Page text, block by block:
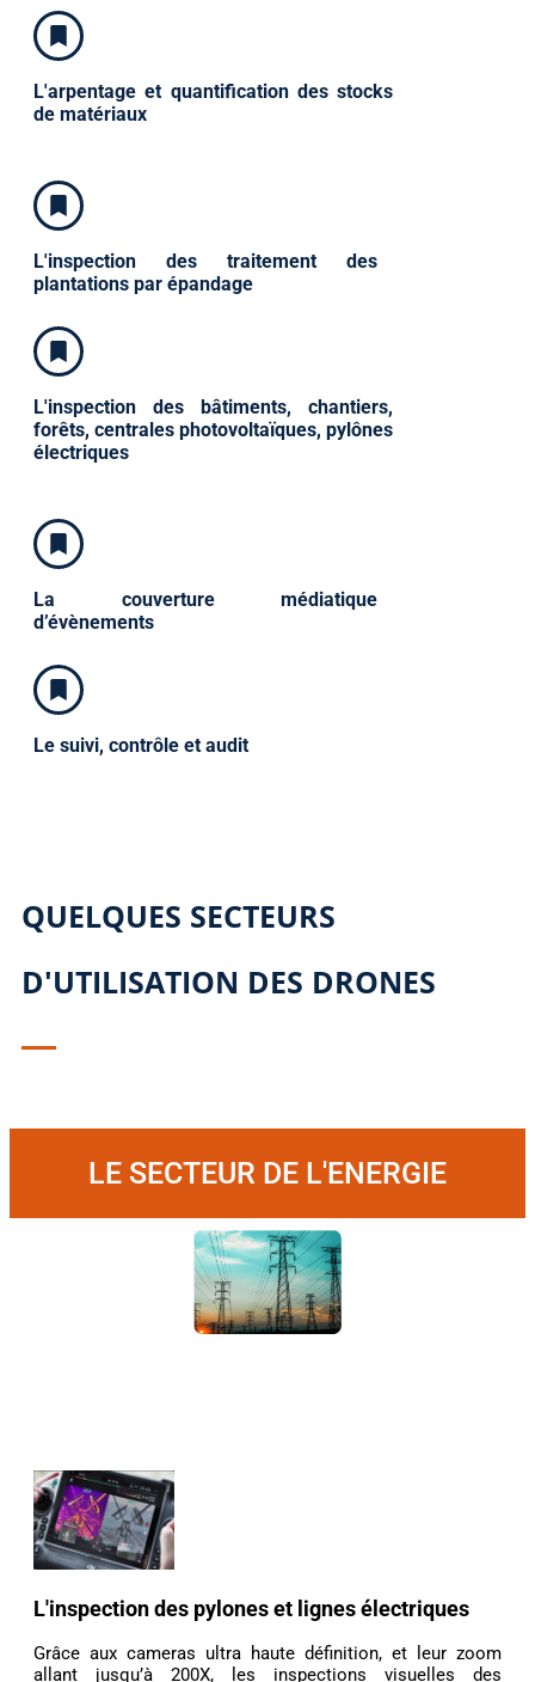
L'arpentage et quantification des stocks
de matériaux
L'inspection des traitement des
plantations par épandage
L'inspection des bâtiments, chantiers,
forêts, centrales photovoltaïques, pylônes
électriques
La couverture médiatique
d’évènements
Le suivi, contrôle et audit
QUELQUES SECTEURS
D'UTILISATION DES DRONES
LE SECTEUR DE L'ENERGIE
L'inspection des pylones et lignes électriques
Grâce aux cameras ultra haute définition, et leur zoom
allant jusqu’à 200X, les inspections visuelles des